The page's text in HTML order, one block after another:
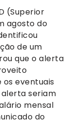
(Superior
agosto do
de um
que o alerta
eventuais
seriam
mensal
do